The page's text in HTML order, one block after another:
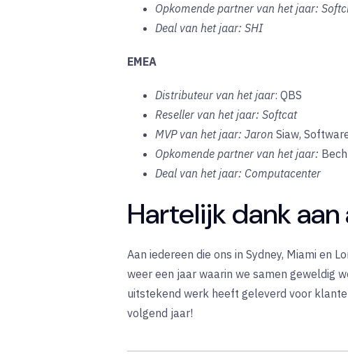
Opkomende partner van het jaar:
Deal van het jaar: SHI
EMEA
Distributeur van het jaar: QBS
Reseller van het jaar: Softcat
MVP van het jaar: Jaron Siaw,
Opkomende partner van het jaar:
Deal van het jaar: Computacenter
Hartelijk dank
Aan iedereen die ons in Sydney, Miami en
weer een jaar waarin we samen geweldig
uitstekend werk heeft geleverd voor
volgend jaar!